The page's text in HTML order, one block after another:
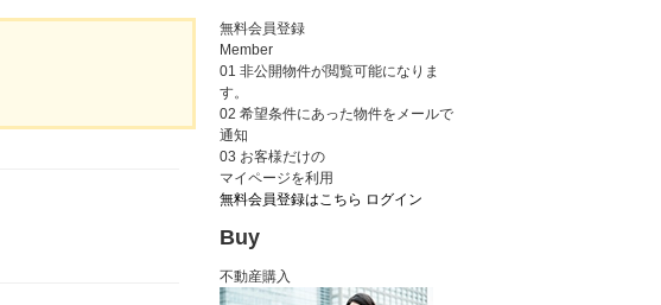
無料会員登録
Member
01 非公開物件が閲覧可能になりま
す。
02 希望条件にあった物件をメールで
通知
03 お客様だけの
マイページを利用
無料会員登録はこちら ログイン
Buy
不動産購入